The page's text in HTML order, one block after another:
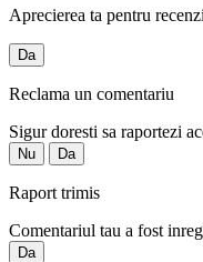
Aprecierea ta pentru
Da
Reclama un comentariu
Sigur doresti sa raportezi
Nu Da
Raport trimis
Comentariul tau a fost
Da